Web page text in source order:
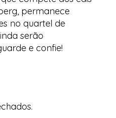
permanece
no quartel de
serão
e confie!